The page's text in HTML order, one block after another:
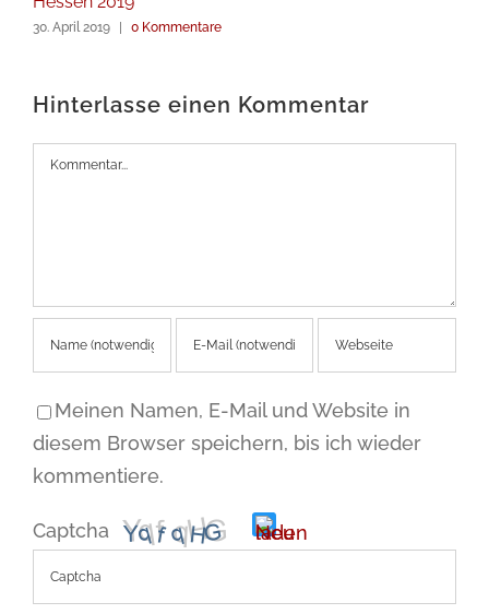
30. April 2019 0 Kommentare
Hinterlasse einen Kommentar
Kommentar
Meinen Namen, E-Mail und Website in
diesem Browser speichern, bis ich wieder
kommentiere.
Captcha